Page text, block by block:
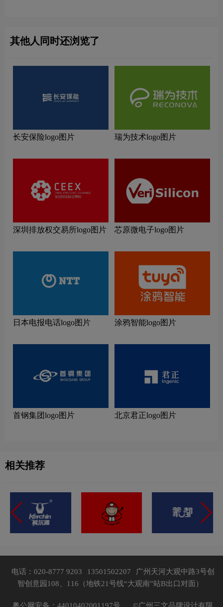
其他人同时还浏览了
长安保险logo图片 瑞为技术logo图片
深圳排放权交易所logo图片 芯原微电子logo图片
日本电报电话logo图片 涂鸦智能logo图片
首钢集团logo图片 北京君正logo图片
相关推荐
电话：020-8777 9203 13501502207
广州天河大观中路3号创
智创意园108、116（地铁21号线“大观南”站B出口对面）
粤公网安备：44010402001197号， ©广州三文品牌设计有限